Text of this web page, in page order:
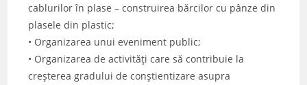
cablurilor în plase – construirea bărcilor cu pânze din
plasele din plastic;
• Organizarea unui eveniment public;
• Organizarea de activități care să contribuie la
creșterea gradului de conștientizare asupra